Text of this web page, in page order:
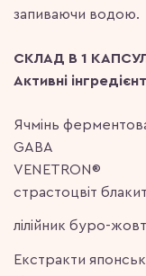
запиваючи водою.
СКЛАД В 1
Активні
Ячмінь
GABA
VENETRON®
страстоцвіт
лілійник буро-
Екстракти